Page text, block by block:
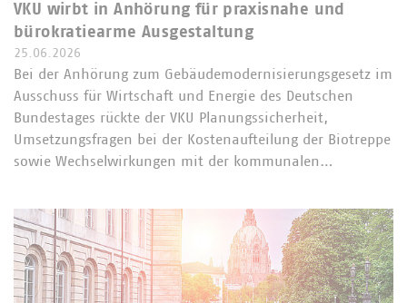
VKU wirbt in Anhörung für praxisnahe und
bürokratiearme Ausgestaltung
25.06.2026
Bei der Anhörung zum Gebäudemodernisierungsgesetz im
Ausschuss für Wirtschaft und Energie des Deutschen
Bundestages rückte der VKU Planungssicherheit,
Umsetzungsfragen bei der Kostenaufteilung der Biotreppe
sowie Wechselwirkungen mit der kommunalen…